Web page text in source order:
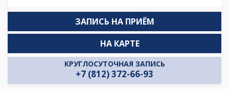
ЗАПИСЬ НА ПРИЁМ
КРУГЛОСУТОЧНАЯ ЗАПИСЬ
+7 (812) 372-66-93
НА КАРТЕ